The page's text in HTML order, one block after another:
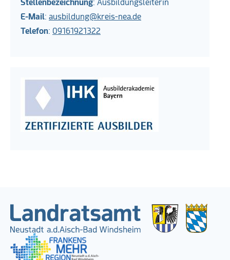
Stellenbezeichnung: Ausbildungsleiterin
E-Mail: ausbildung@kreis-nea.de
Telefon: 09161921322